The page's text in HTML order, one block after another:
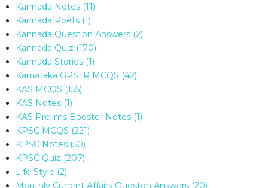
Kannada Notes (11)
Kannada Poets (1)
Kannada Question Answers (2)
Kannada Quiz (170)
Kannada Stories (1)
Karnataka GPSTR MCQS (42)
KAS MCQS (155)
KAS Notes (1)
KAS Prelims Booster Notes (1)
KPSC MCQS (221)
KPSC Notes (50)
KPSC Quiz (207)
Life Style (2)
Monthly Current Affairs Queston Answers (20)